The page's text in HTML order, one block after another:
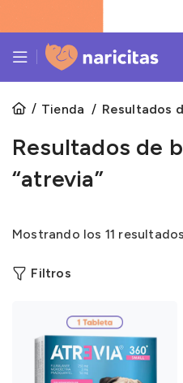
Tienda Resultados
Resultados de
“atrevia”
Mostrando los 11 resultados
Filtros